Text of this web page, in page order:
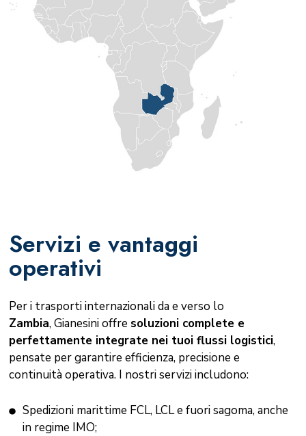
Servizi e vantaggi
operativi
Per i trasporti internazionali da e verso lo
Zambia, Gianesini offre soluzioni complete e
perfettamente integrate nei tuoi flussi logistici,
pensate per garantire efficienza, precisione e
continuità operativa. I nostri servizi includono:
Spedizioni marittime FCL, LCL e fuori sagoma, anche
in regime IMO;